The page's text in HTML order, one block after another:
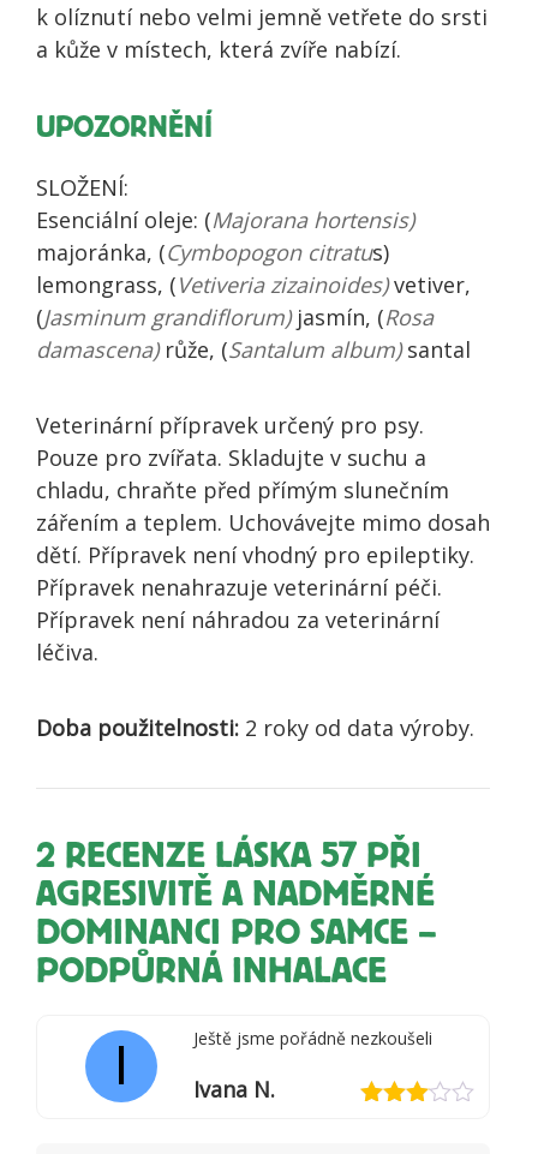
k olíznutí nebo velmi jemně vetřete do srsti
a kůže v místech, která zvíře nabízí.
UPOZORNĚNÍ
SLOŽENÍ:
Esenciální oleje: (Majorana hortensis)
majoránka, (Cymbopogon citratus)
lemongrass, (Vetiveria zizainoides)vetiver,
(Jasminum grandiflorum)jasmín, (Rosa
damascena)růže, (Santalum album)santal
Veterinární přípravek určený pro psy.
Pouze pro zvířata. Skladujte v suchu a
chladu, chraňte před přímým slunečním
zářením a teplem. Uchovávejte mimo dosah
dětí. Přípravek není vhodný pro epileptiky.
Přípravek nenahrazuje veterinární péči.
Přípravek není náhradou za veterinární
léčiva.
Doba použitelnosti: 2 roky od data výroby.
2 RECENZE LÁSKA 57 PŘI
AGRESIVITĚ A NADMĚRNÉ
DOMINANCI PRO SAMCE –
PODPŮRNÁ INHALACE
I Ještě jsme pořádně nezkoušeli
Ivana N.